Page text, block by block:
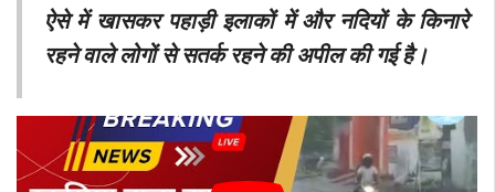
ऐसे में खासकर पहाड़ी इलाकों में और नदियों के किनारे
रहने वाले लोगों से सतर्क रहने की अपील की गई है।